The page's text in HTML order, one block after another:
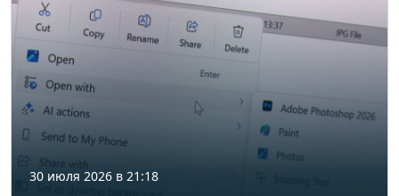
30 июля 2026 в 21:18